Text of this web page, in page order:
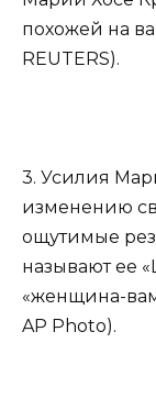
похожей на
REUTERS).
3. Усилия
изменению
ощутимые
называют ее
«женщина-
AP Photo).